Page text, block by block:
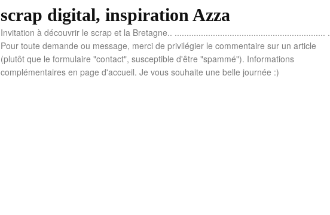
scrap digital, inspiration Azza
Invitation à découvrir le scrap et la Bretagne.. ............................................................... .
Pour toute demande ou message, merci de privilégier le commentaire sur un article
(plutôt que le formulaire "contact", susceptible d'être "spammé"). Informations
complémentaires en page d'accueil. Je vous souhaite une belle journée :)